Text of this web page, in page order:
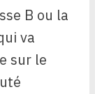
B ou la
va
sur le